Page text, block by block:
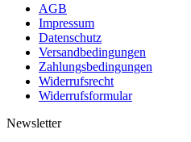
AGB
Impressum
Datenschutz
Versandbedingungen
Zahlungsbedingungen
Widerrufsrecht
Widerrufsformular
Newsletter